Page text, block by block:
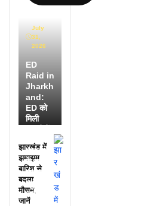
July
31,
2026
ED
Raid in
Jharkh
and:
ED को
मिली
25
अफसरों
के नाम,
हर महीने
पहुंचते थे
लाखों!
झारखंड में
झमाझम
बारिश से
बदला
मौसम,
जानें